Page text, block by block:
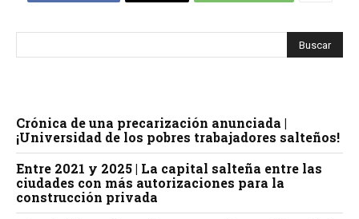
Crónica de una precarización anunciada |
¡Universidad de los pobres trabajadores salteños!
Entre 2021 y 2025 | La capital salteña entre las
ciudades con más autorizaciones para la
construcción privada